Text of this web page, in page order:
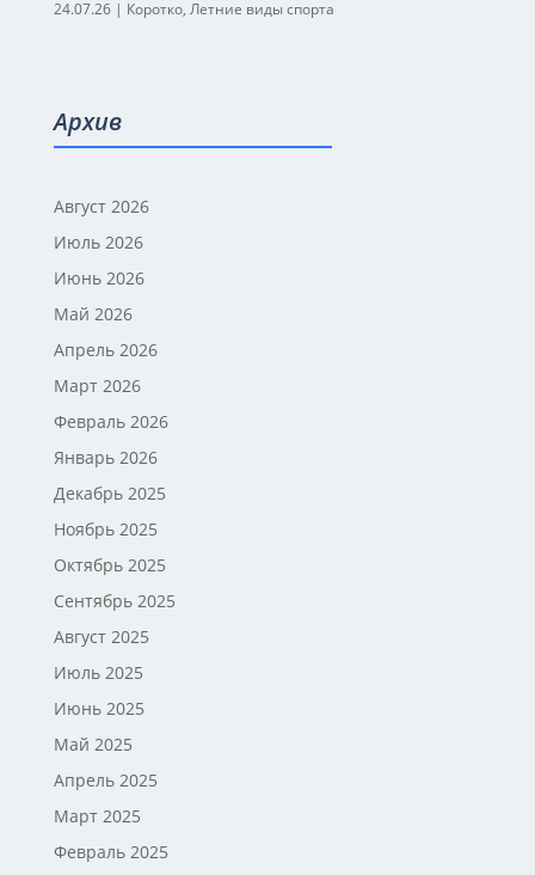
24.07.26| Коротко, Летние виды спорта
Архив
Август 2026
Июль 2026
Июнь 2026
Май 2026
Апрель 2026
Март 2026
Февраль 2026
Январь 2026
Декабрь 2025
Ноябрь 2025
Октябрь 2025
Сентябрь 2025
Август 2025
Июль 2025
Июнь 2025
Май 2025
Апрель 2025
Март 2025
Февраль 2025